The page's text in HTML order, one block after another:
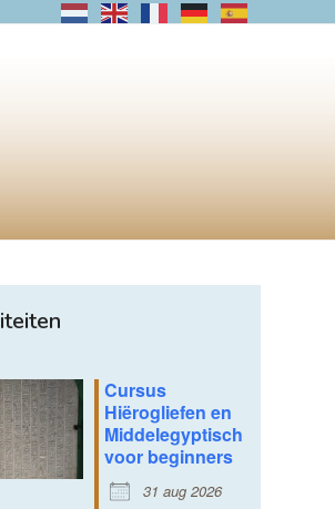
Cursus
Hiërogliefen en
Middelegyptisch
voor beginners
31 aug 2026